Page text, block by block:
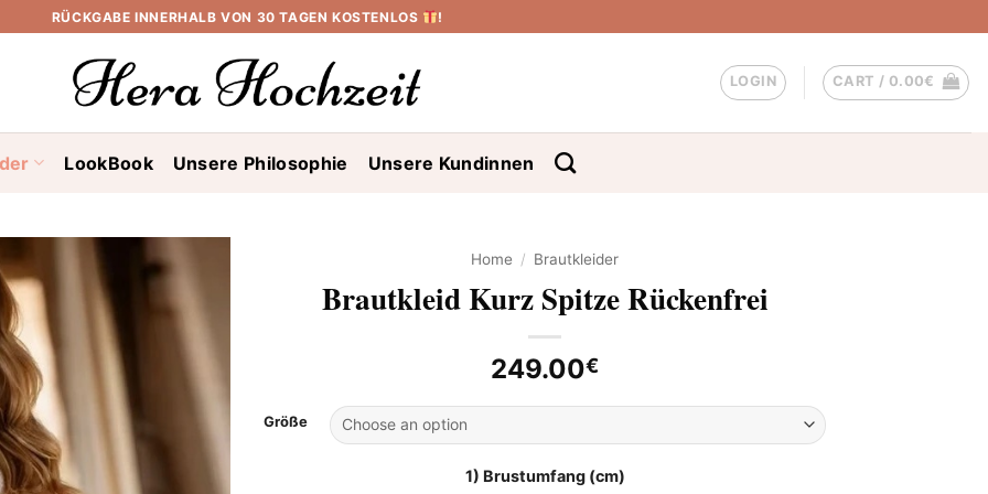
RÜCKGABE INNERHALB VON 30 TAGEN KOSTENLOS !
LOGIN CART / 0.00€
LookBook Unsere Philosophie Unsere Kundinnen
Home / Brautkleider
Brautkleid Kurz Spitze Rückenfrei
249.00€
Größe
1) Brustumfang (cm)